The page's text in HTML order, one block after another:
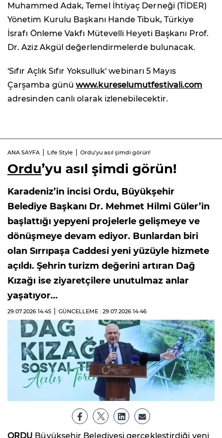
Muhammed Adak, Temel İhtiyaç Derneği (TİDER)
Yönetim Kurulu Başkanı Hande Tibuk, Türkiye
İsrafı Önleme Vakfı Mütevelli Heyeti Başkanı Prof.
Dr. Aziz Akgül değerlendirmelerde bulunacak.
'Sıfır Açlık Sıfır Yoksulluk' webinarı 5 Mayıs
Çarşamba günüwww.kureselumutfestivali.com
adresinden canlı olarak izlenebilecektir.
ANA SAYFA Life Style Ordu’yu asıl şimdi görün!
Ordu’yu asıl şimdi görün!
Karadeniz’in incisi Ordu, Büyükşehir
Belediye Başkanı Dr. Mehmet Hilmi Güler’in
başlattığı yepyeni projelerle gelişmeye ve
dönüşmeye devam ediyor. Bunlardan biri
olan Sırrıpaşa Caddesi yeni yüzüyle hizmete
açıldı. Şehrin turizm değerini artıran Dağ
Kızağı ise ziyaretçilere unutulmaz anlar
yaşatıyor…
29.07.2026 14:45 GÜNCELLEME : 29.07.2026 14:46
ORDU Büyükşehir Belediyesi gerçekleştirdiği yeni